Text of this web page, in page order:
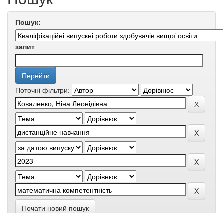
Пошук:
запит
Поточні фільтри:
Почати новий пошук